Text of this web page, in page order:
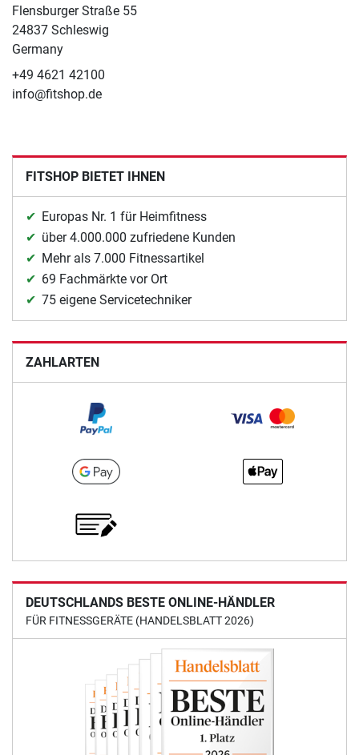
Flensburger Straße 55
24837 Schleswig
Germany
+49 4621 42100
info@fitshop.de
FITSHOP BIETET IHNEN
Europas Nr. 1 für Heimfitness
über 4.000.000 zufriedene Kunden
Mehr als 7.000 Fitnessartikel
69 Fachmärkte vor Ort
75 eigene Servicetechniker
ZAHLARTEN
DEUTSCHLANDS BESTE ONLINE-HÄNDLER
FÜR FITNESSGERÄTE (HANDELSBLATT 2026)